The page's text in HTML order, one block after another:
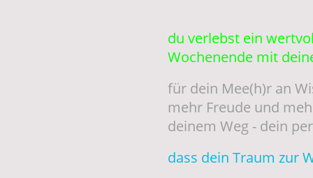
du verlebst ein
Wochenende mit
für dein Mee(h)r an
mehr Freude und
deinem Weg - dein
dass dein Traum zur